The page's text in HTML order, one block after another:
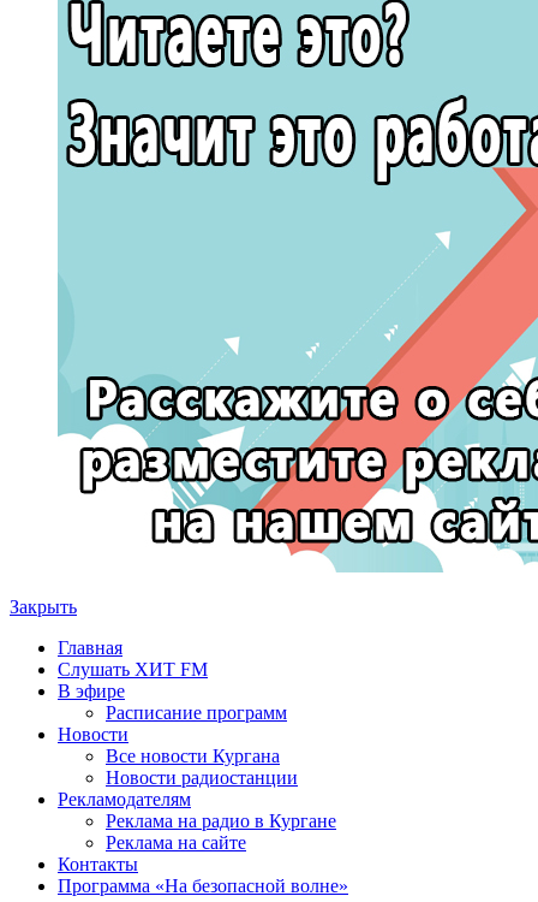
Закрыть
Главная
Слушать ХИТ FM
В эфире
Расписание программ
Новости
Все новости Кургана
Новости радиостанции
Рекламодателям
Реклама на радио в Кургане
Реклама на сайте
Контакты
Программа «На безопасной волне»